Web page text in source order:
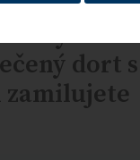
a
dort s
zamilujete